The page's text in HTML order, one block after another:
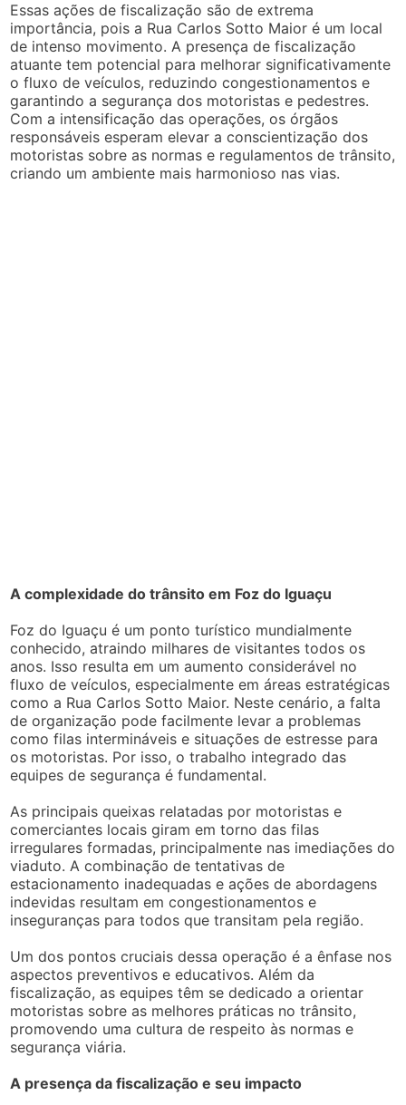
Essas ações de fiscalização são de extrema
importância, pois a Rua Carlos Sotto Maior é um local
de intenso movimento. A presença de fiscalização
atuante tem potencial para melhorar significativamente
o fluxo de veículos, reduzindo congestionamentos e
garantindo a segurança dos motoristas e pedestres.
Com a intensificação das operações, os órgãos
responsáveis esperam elevar a conscientização dos
motoristas sobre as normas e regulamentos de trânsito,
criando um ambiente mais harmonioso nas vias.
A complexidade do trânsito em Foz do Iguaçu
Foz do Iguaçu é um ponto turístico mundialmente
conhecido, atraindo milhares de visitantes todos os
anos. Isso resulta em um aumento considerável no
fluxo de veículos, especialmente em áreas estratégicas
como a Rua Carlos Sotto Maior. Neste cenário, a falta
de organização pode facilmente levar a problemas
como filas intermináveis e situações de estresse para
os motoristas. Por isso, o trabalho integrado das
equipes de segurança é fundamental.
As principais queixas relatadas por motoristas e
comerciantes locais giram em torno das filas
irregulares formadas, principalmente nas imediações do
viaduto. A combinação de tentativas de
estacionamento inadequadas e ações de abordagens
indevidas resultam em congestionamentos e
inseguranças para todos que transitam pela região.
Um dos pontos cruciais dessa operação é a ênfase nos
aspectos preventivos e educativos. Além da
fiscalização, as equipes têm se dedicado a orientar
motoristas sobre as melhores práticas no trânsito,
promovendo uma cultura de respeito às normas e
segurança viária.
A presença da fiscalização e seu impacto